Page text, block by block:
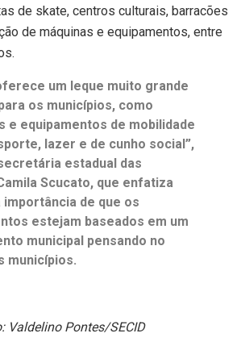
de skate, centros culturais, barracões
de máquinas e equipamentos, entre
um leque muito grande
os municípios, como
e equipamentos de mobilidade
lazer e de cunho social”,
estadual das
Scucato, que enfatiza
importância de que os
estejam baseados em um
municipal pensando no
municípios.
Valdelino Pontes/SECID